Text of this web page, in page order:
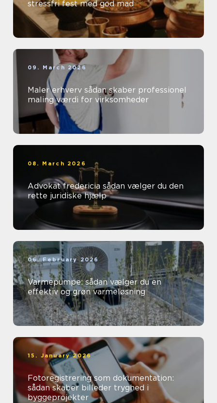
stressfri fest med god mad
09. March 2026
Maler erhverv sådan skaber professionel
maling værdi for virksomheder
08. March 2026
Advokat fredericia sådan vælger du den
rette juridiske hjælp
06. February 2026
Varmepumpe: sådan vælger du en
effektiv og grøn varmeløsning
15. January 2026
Fotoregistrering som dokumentation:
sådan skaber billeder tryghed i
byggeprojekter